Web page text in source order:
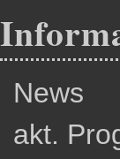
News
akt.